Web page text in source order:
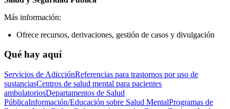
Más información:
Ofrece recursos, derivaciones, gestión de casos y divulgación
Qué hay aquí
Servicios de AdicciónReferencias para trastornos por uso de
sustanciasCentros de salud mental para pacientes
ambulatoriosDepartamentos de Salud
PúblicaInformación/Educación sobre Salud MentalProgramas de